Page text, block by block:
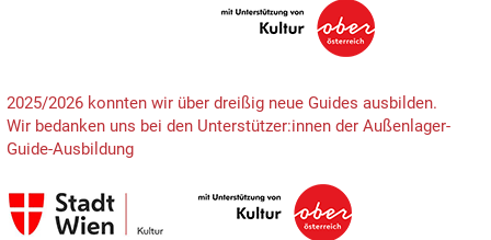
2025/2026 konnten wir über dreißig neue Guides ausbilden.
Wir bedanken uns bei den Unterstützer:innen der Außenlager-
Guide-Ausbildung